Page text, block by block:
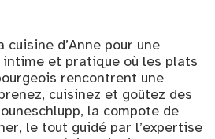
cuisine d’Anne pour une
et pratique où les plats
rencontrent une
cuisinez et goûtez des
la compote de
le tout guidé par l’expertise